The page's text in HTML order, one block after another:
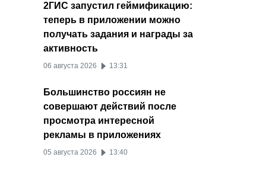
2ГИС запустил геймификацию:
теперь в приложении можно
получать задания и награды за
активность
06 августа 2026 13:31
Большинство россиян не
совершают действий после
просмотра интересной
рекламы в приложениях
05 августа 2026 13:40